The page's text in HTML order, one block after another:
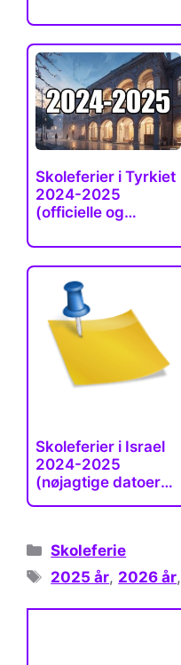
Skoleferier i Tyrkiet
2024-2025
(officielle og
Skoleferier i Israel
2024-2025
(nøjagtige datoer
Kategorier
Skoleferie
Tags
2025 år, 2026 år,